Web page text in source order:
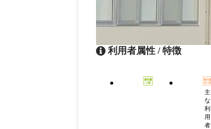
利用者属性 / 特徴
主
な
利
用
者